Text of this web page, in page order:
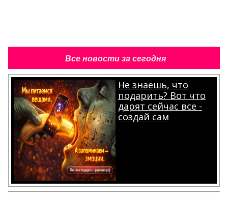
Все новости за сегодня
Не знаешь, что
подарить? Вот что
дарят сейчас все -
создай сам
.